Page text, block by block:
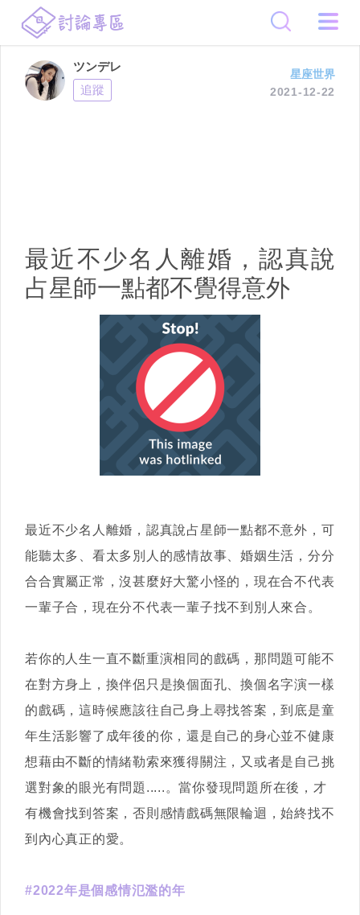
ツンデレ
追蹤
星座世界
2021-12-22
最近不少名人離婚，認真說
占星師一點都不覺得意外
最近不少名人離婚，認真說占星師一點都不意外，可
能聽太多、看太多別人的感情故事、婚姻生活，分分
合合實屬正常，沒甚麼好大驚小怪的，現在合不代表
一輩子合，現在分不代表一輩子找不到別人來合。
若你的人生一直不斷重演相同的戲碼，那問題可能不
在對方身上，換伴侶只是換個面孔、換個名字演一樣
的戲碼，這時候應該往自己身上尋找答案，到底是童
年生活影響了成年後的你，還是自己的身心並不健康
想藉由不斷的情緒勒索來獲得關注，又或者是自己挑
選對象的眼光有問題.....。當你發現問題所在後，才
有機會找到答案，否則感情戲碼無限輪迴，始終找不
到內心真正的愛。
#2022年是個感情氾濫的年